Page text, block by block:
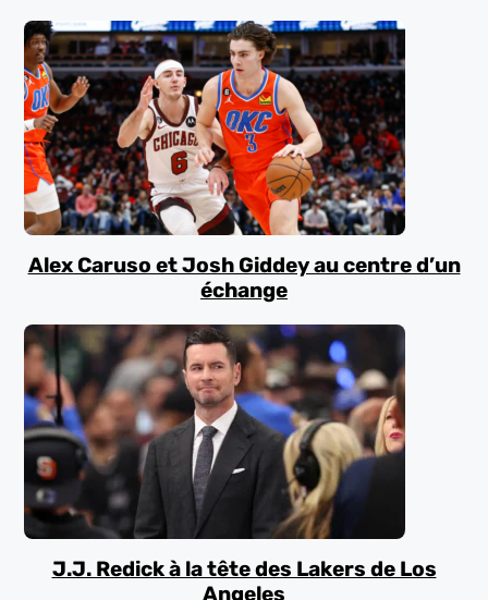
Alex Caruso et Josh Giddey au centre d’un
échange
J.J. Redick à la tête des Lakers de Los
Angeles